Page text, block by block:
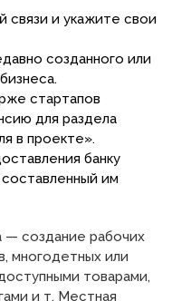
связи и укажите свои
созданного или
стартапов
для раздела
в проекте».
банку
им
— создание рабочих
многодетных или
товарами,
и т. Местная